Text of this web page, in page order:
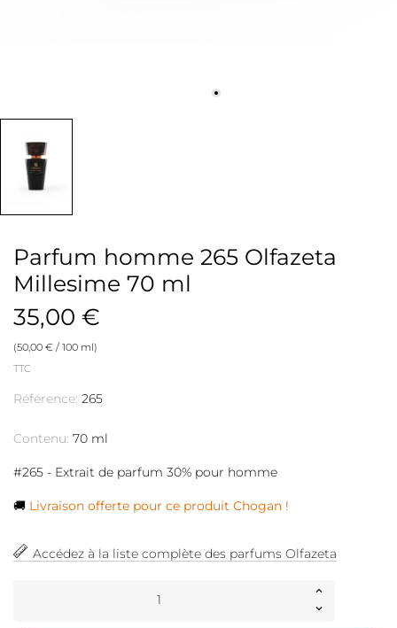
Parfum homme 265 Olfazeta
Millesime 70 ml
35,00 €
(50,00 € / 100 ml)
TTC
Référence: 265
Contenu: 70 ml
#265 - Extrait de parfum 30% pour homme
🚚 Livraison offerte pour ce produit Chogan !
Accédez à la liste complète des parfums Olfazeta